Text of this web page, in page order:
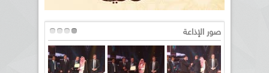
صور الإذاعة